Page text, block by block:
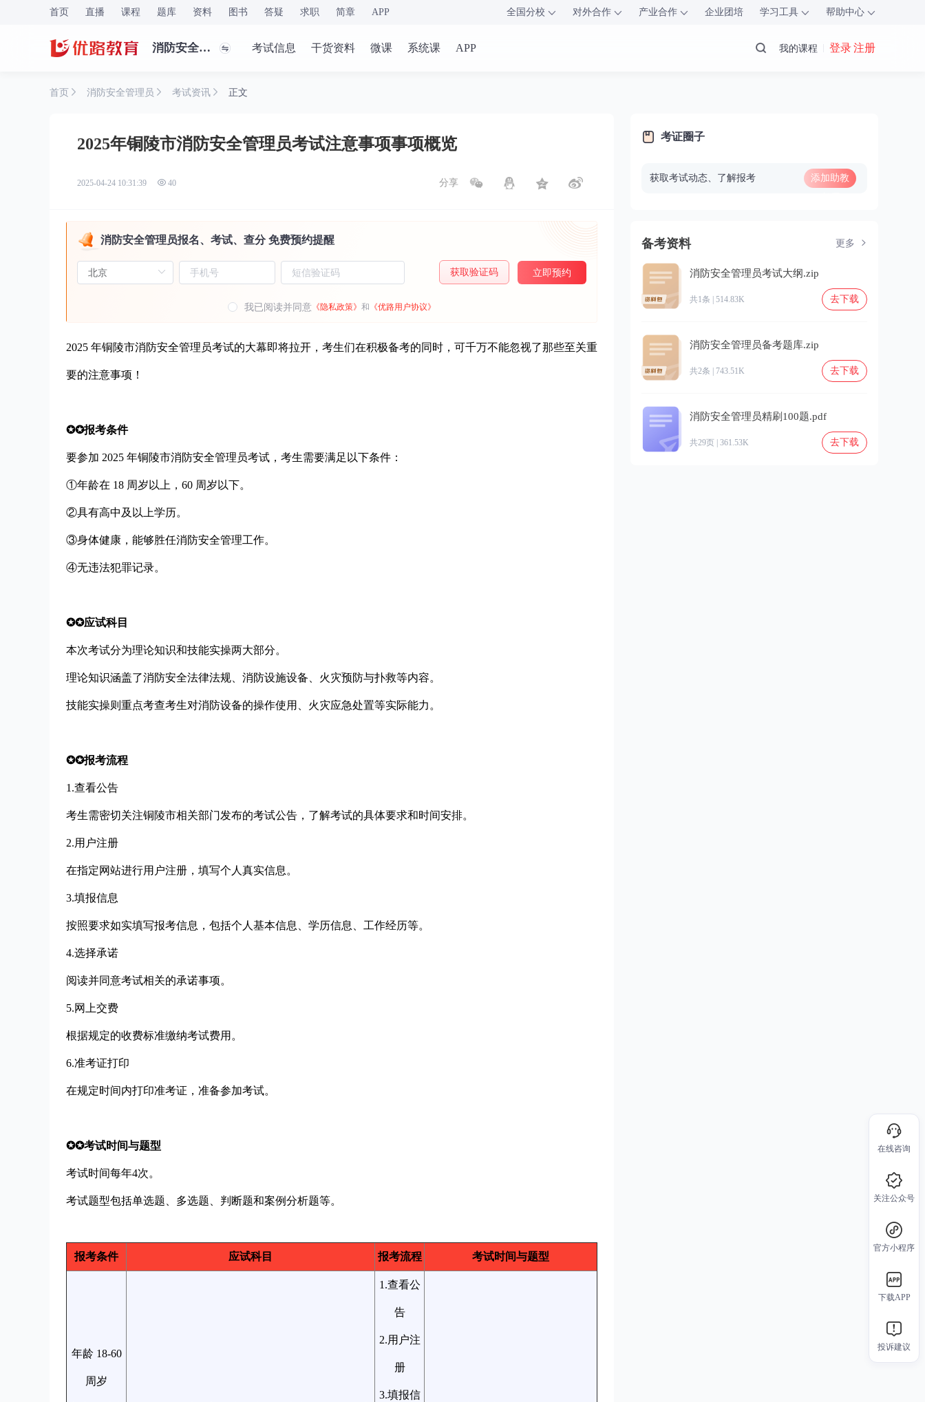
首页 直播 课程 题库 资料 图书 答疑 求职 简章 APP 全国分校 对外合作 产业合作 企业团培 学习工具 帮助中心
消防安全管理员 考试信息 干货资料 微课 系统课 APP 我的课程 登录 注册
首页 消防安全管理员 考试资讯 正文
2025年铜陵市消防安全管理员考试注意事项事项概览
2025-04-24 10:31:39 40 分享
消防安全管理员报名、考试、查分 免费预约提醒
获取验证码 立即预约
我已阅读并同意 《隐私政策》 和 《优路用户协议》
2025 年铜陵市消防安全管理员考试的大幕即将拉开，考生们在积极备考的同时，可千万不能忽视了那些至关重
要的注意事项！
✪✪报考条件
要参加 2025 年铜陵市消防安全管理员考试，考生需要满足以下条件：
①年龄在 18 周岁以上，60 周岁以下。
②具有高中及以上学历。
③身体健康，能够胜任消防安全管理工作。
④无违法犯罪记录。
✪✪应试科目
本次考试分为理论知识和技能实操两大部分。
理论知识涵盖了消防安全法律法规、消防设施设备、火灾预防与扑救等内容。
技能实操则重点考查考生对消防设备的操作使用、火灾应急处置等实际能力。
✪✪报考流程
1.查看公告
考生需密切关注铜陵市相关部门发布的考试公告，了解考试的具体要求和时间安排。
2.用户注册
在指定网站进行用户注册，填写个人真实信息。
3.填报信息
按照要求如实填写报考信息，包括个人基本信息、学历信息、工作经历等。
4.选择承诺
阅读并同意考试相关的承诺事项。
5.网上交费
根据规定的收费标准缴纳考试费用。
6.准考证打印
在规定时间内打印准考证，准备参加考试。
✪✪考试时间与题型
考试时间每年4次。
考试题型包括单选题、多选题、判断题和案例分析题等。
报考条件 应试科目 报考流程 考试时间与题型
年龄 18-60
周岁
1.查看公
告
2.用户注
册
3.填报信
考证圈子
获取考试动态、了解报考
添加助教
备考资料 更多
消防安全管理员考试大纲.zip
共1条 | 514.83K 去下载
消防安全管理员备考题库.zip
共2条 | 743.51K 去下载
消防安全管理员精刷100题.pdf
共29页 | 361.53K 去下载
在线咨询
关注公众号
官方小程序
下载APP
投诉建议